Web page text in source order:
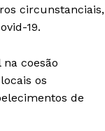
circunstanciais,
19.
coesão
os
de